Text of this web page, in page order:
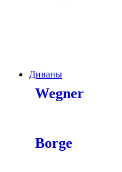
Диваны
Wegner
Borge